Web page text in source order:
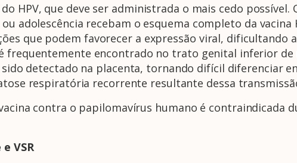
HPV, que deve ser administrada o mais cedo possível.
adolescência recebam o esquema completo da vacina
que podem favorecer a expressão viral, dificultando
é frequentemente encontrado no trato genital inferior
detectado na placenta, tornando difícil diferenciar
respiratória recorrente resultante dessa
contra o papilomavírus humano é contraindicada
VSR